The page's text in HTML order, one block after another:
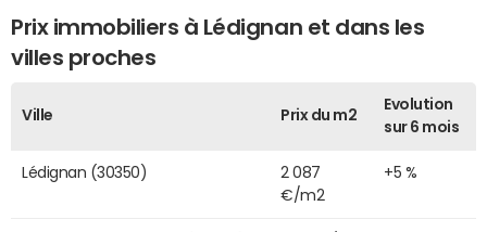
Prix immobiliers à Lédignan et dans les
villes proches
Ville Prix du m2
Evolution
sur 6 mois
Lédignan (30350)
2 087
€/m2
+5 %